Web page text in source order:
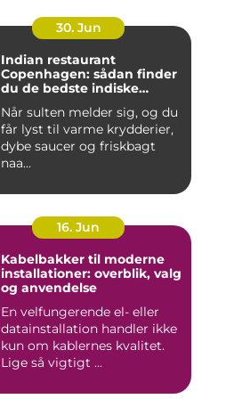
30. Jun
Indian restaurant
Copenhagen: sådan finder
du de bedste indiske
Når sulten melder sig, og du
får lyst til varme krydderier,
dybe saucer og friskbagt
naa...
16. Jun
Kabelbakker til moderne
installationer: overblik, valg
og anvendelse
En velfungerende el- eller
datainstallation handler ikke
kun om kablernes kvalitet.
Lige så vigtigt ...